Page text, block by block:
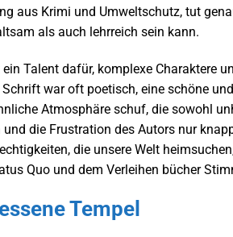
aus Krimi und Umweltschutz, tut
als auch lehrreich sein kann.
Talent dafür, komplexe Charaktere
war oft poetisch, eine schöne
Atmosphäre schuf, die sowohl
die Frustration des Autors nur
die unsere Welt
Quo und dem Verleihen bücher
Tempel